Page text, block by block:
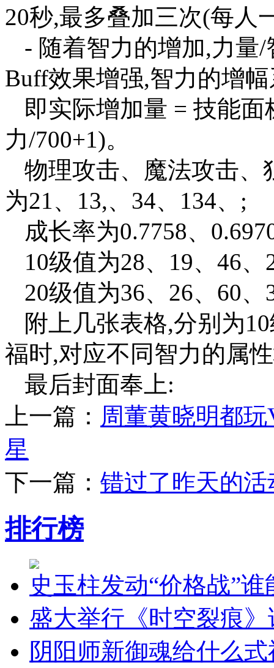
20秒,最多叠加三次(每人
- 随着智力的增加,力量
Buff效果增强,智力的增
即实际增加量 = 技能
力/700+1)。
物理攻击、魔法攻击、
为21、13,、34、134、;
成长率为0.7758、
10级值为28、19、46、
20级值为36、26、60、
附上几张表格,分别为
福时,对应不同智力的属
最后封面奉上:
上一篇： 周董黄晓明都
星
下一篇： 错过了昨天的
排行榜
史玉柱发动“价格战”
盛大举行《时空裂痕
阴阳师新御魂给什么